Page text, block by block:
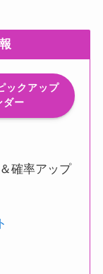
ックアップ
ダー
確率アップ